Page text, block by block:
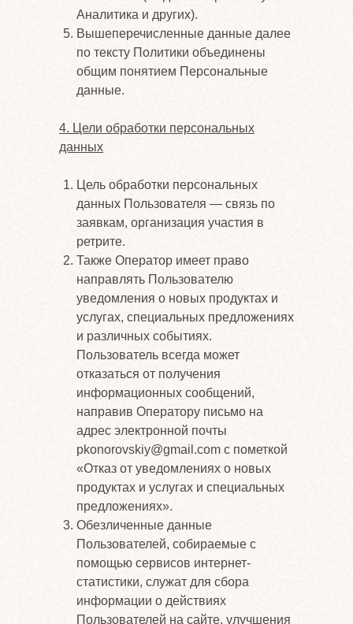
Аналитика и других).
Вышеперечисленные данные далее
по тексту Политики объединены
общим понятием Персональные
данные.
4. Цели обработки персональных
данных
Цель обработки персональных
данных Пользователя — связь по
заявкам, организация участия в
ретрите.
Также Оператор имеет право
направлять Пользователю
уведомления о новых продуктах и
услугах, специальных предложениях
и различных событиях.
Пользователь всегда может
отказаться от получения
информационных сообщений,
направив Оператору письмо на
адрес электронной почты
pkonorovskiy@gmail.com с пометкой
«Отказ от уведомлениях о новых
продуктах и услугах и специальных
предложениях».
Обезличенные данные
Пользователей, собираемые с
помощью сервисов интернет-
статистики, служат для сбора
информации о действиях
Пользователей на сайте, улучшения